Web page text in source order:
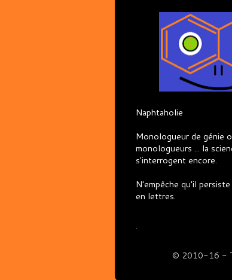
Naphtaholie
Monologueur de génie
monologueurs ... la
s'interrogent encore.
N'empêche qu'il
en lettres.
.
© 2010-16 -